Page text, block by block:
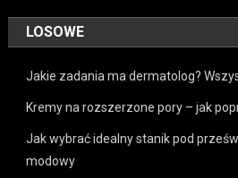
LOSOWE
Jakie zadania ma dermatolog?
Kremy na rozszerzone pory – jak
Jak wybrać idealny stanik pod
modowy